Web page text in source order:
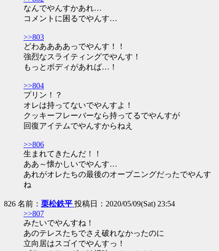
なんでやんすかあれ…
コメントに困るでやんす…
>>803
どわああああっでやんす！！
強烈なスライティングでやんす！
もっとボディがあれば…！
>>804
プリン！？
オレは持ってないでやんすよ！
クッキーフレーバーなら持ってるでやんすが
回復アイテムでやんすからねえ
>>806
生まれてきたんだ！！
ああ～懐かしいでやんす…
あれがオレたちの最後のオープニングだったでやんす
ね
826 名前： 栗松鉄平 投稿日：2020/05/09(Sat) 23:54
>>807
みたいでやんすね！
あのテレスたちでさえ破れなかったのに
立向居はスゴイでやんすっ！